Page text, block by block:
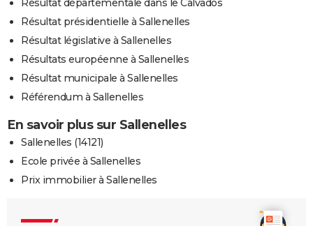
Résultat présidentielle à Sallenelles
Résultat législative à Sallenelles
Résultats européenne à Sallenelles
Résultat municipale à Sallenelles
Référendum à Sallenelles
En savoir plus sur Sallenelles
Sallenelles (14121)
Ecole privée à Sallenelles
Prix immobilier à Sallenelles